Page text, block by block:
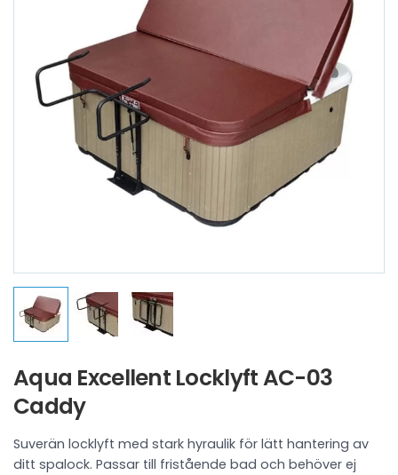
Aqua Excellent Locklyft AC-03
Caddy
Suverän locklyft med stark hyraulik för lätt hantering av
ditt spalock. Passar till fristående bad och behöver ej